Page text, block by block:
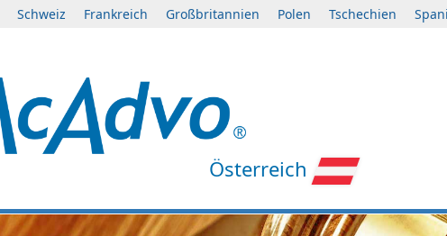
Schweiz Frankreich Großbritannien Polen Tschechien
Österreich